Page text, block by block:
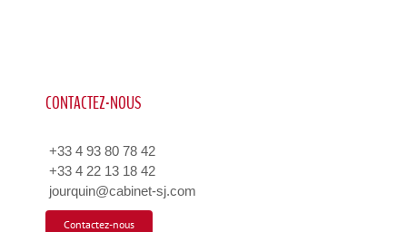
CONTACTEZ-NOUS
+33 4 93 80 78 42
+33 4 22 13 18 42
jourquin@cabinet-sj.com
Contactez-nous